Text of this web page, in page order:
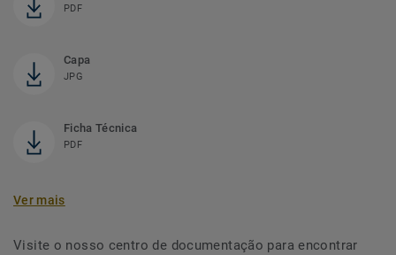
PDF
Capa
JPG
Ficha Técnica
PDF
Ver mais
Visite o nosso centro de documentação para encontrar